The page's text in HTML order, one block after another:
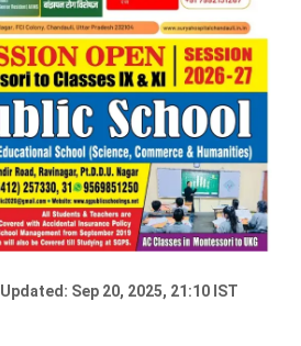
Updated: Sep 20, 2025, 21:10 IST